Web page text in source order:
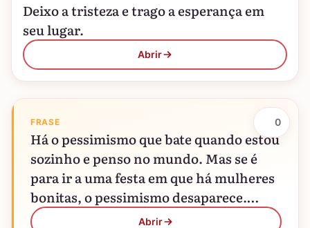
Deixo a tristeza e trago a esperança em
seu lugar.
Abrir
FRASE
Há o pessimismo que bate quando estou
sozinho e penso no mundo. Mas se é
para ir a uma festa em que há mulheres
bonitas, o pessimismo desaparece.…
Abrir
0